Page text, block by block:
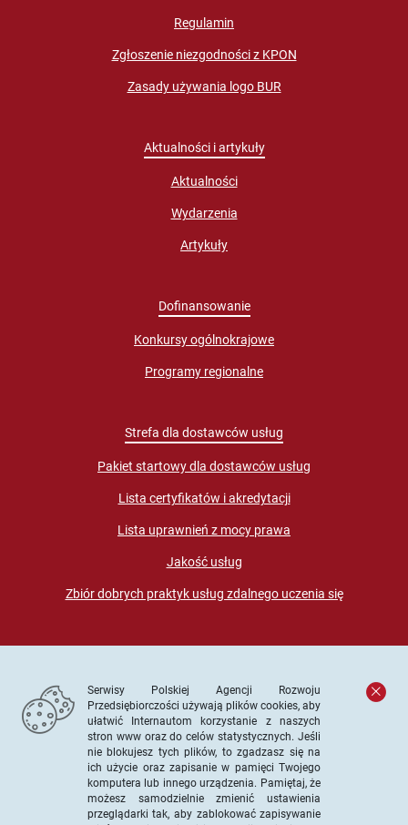
Regulamin
Zgłoszenie niezgodności z KPON
Zasady używania logo BUR
Aktualności i artykuły
Aktualności
Wydarzenia
Artykuły
Dofinansowanie
Konkursy ogólnokrajowe
Programy regionalne
Strefa dla dostawców usług
Pakiet startowy dla dostawców usług
Lista certyfikatów i akredytacji
Lista uprawnień z mocy prawa
Jakość usług
Zbiór dobrych praktyk usług zdalnego uczenia się
© PARP. Wszelkie prawa zastrzeżone
Serwisy Polskiej Agencji Rozwoju
Przedsiębiorczości używają plików cookies, aby
ułatwić Internautom korzystanie z naszych
stron www oraz do celów statystycznych. Jeśli
nie blokujesz tych plików, to zgadzasz się na
ich użycie oraz zapisanie w pamięci Twojego
komputera lub innego urządzenia. Pamiętaj, że
możesz samodzielnie zmienić ustawienia
przeglądarki tak, aby zablokować zapisywanie